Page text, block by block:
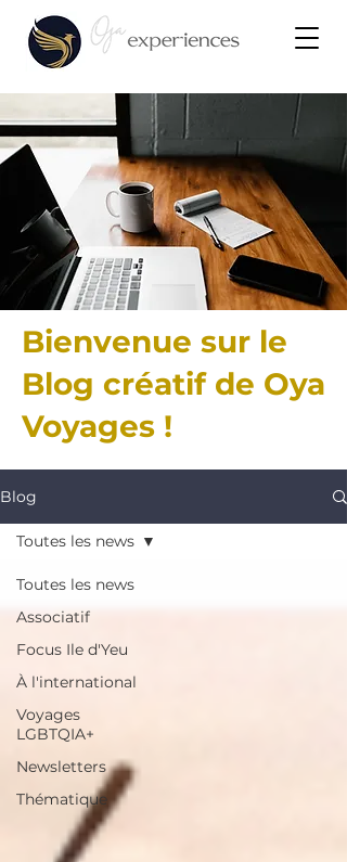
Bienvenue sur le
Blog créatif de Oya
Voyages !
Blog
Toutes les news
Associatif
Focus Ile d'Yeu
À l'international
Voyages
LGBTQIA+
Newsletters
Thématique
Toutes les news